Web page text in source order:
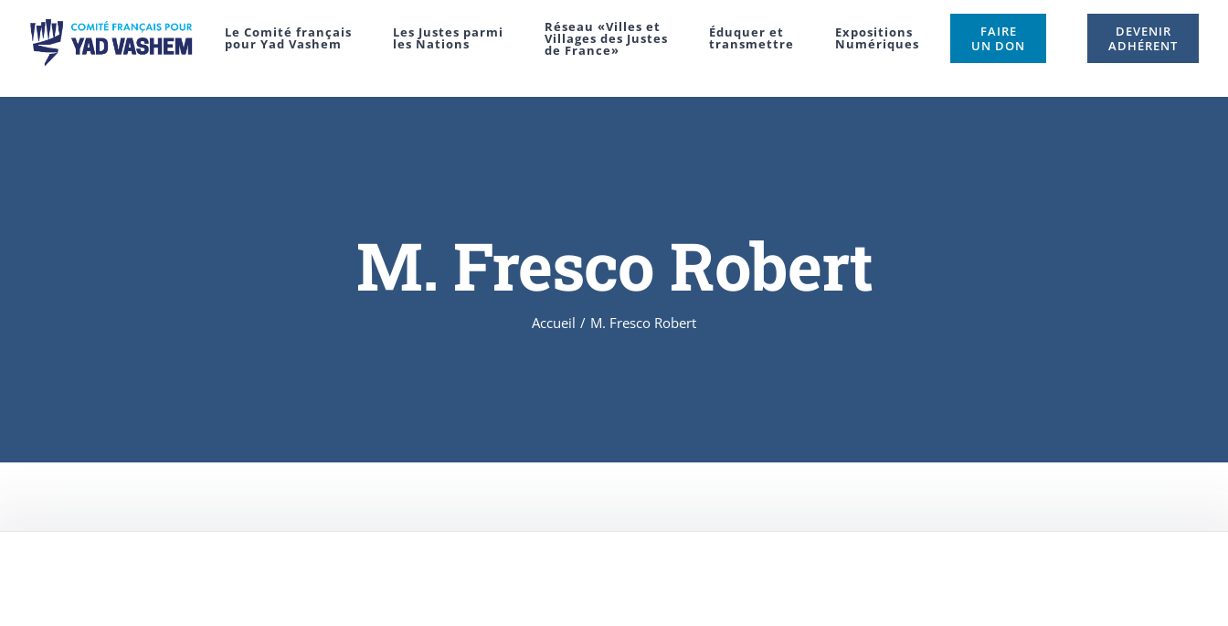
Le Comité français
pour Yad Vashem
Les Justes parmi
les Nations
Réseau «Villes et
Villages des Justes
de France»
Éduquer et
transmettre
Expositions
Numériques
FAIRE
UN DON
DEVENIR
ADHÉRENT
M. Fresco Robert
Accueil / M. Fresco Robert